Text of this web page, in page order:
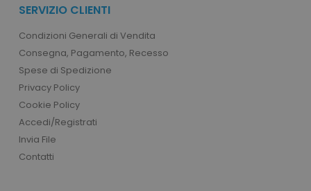
SERVIZIO CLIENTI
Condizioni Generali di Vendita
Consegna, Pagamento, Recesso
Spese di Spedizione
Privacy Policy
Cookie Policy
Accedi/Registrati
Invia File
Contatti
private_content_version